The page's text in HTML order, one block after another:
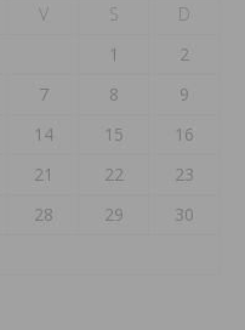
V S
D
1
2
7 8
9
14 15
16
21 22
23
28 29
30